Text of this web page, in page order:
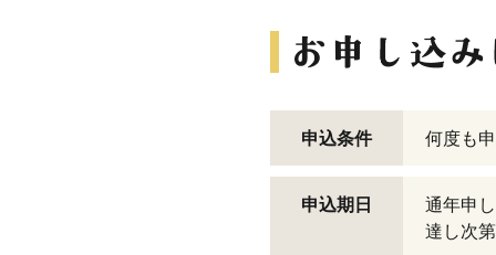
申込条件 何度も
申込期日
通年申
達し次